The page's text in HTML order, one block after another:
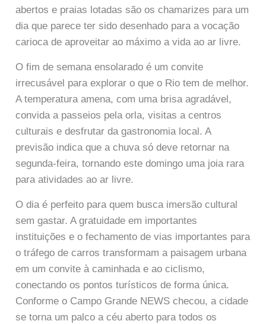
abertos e praias lotadas são os chamarizes para um
dia que parece ter sido desenhado para a vocação
carioca de aproveitar ao máximo a vida ao ar livre.
O fim de semana ensolarado é um convite
irrecusável para explorar o que o Rio tem de melhor.
A temperatura amena, com uma brisa agradável,
convida a passeios pela orla, visitas a centros
culturais e desfrutar da gastronomia local. A
previsão indica que a chuva só deve retornar na
segunda-feira, tornando este domingo uma joia rara
para atividades ao ar livre.
O dia é perfeito para quem busca imersão cultural
sem gastar. A gratuidade em importantes
instituições e o fechamento de vias importantes para
o tráfego de carros transformam a paisagem urbana
em um convite à caminhada e ao ciclismo,
conectando os pontos turísticos de forma única.
Conforme o Campo Grande NEWS checou, a cidade
se torna um palco a céu aberto para todos os